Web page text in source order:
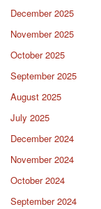
December 2025
November 2025
October 2025
September 2025
August 2025
July 2025
December 2024
November 2024
October 2024
September 2024